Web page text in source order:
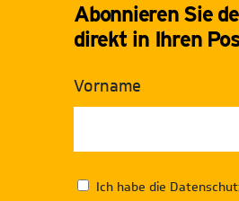
Abonnieren Sie
direkt in Ihren
Vorname
Ich habe die